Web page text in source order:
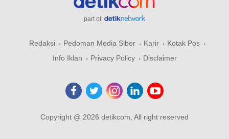
part of
Redaksi Pedoman Media Siber Karir
Kotak Pos
Info Iklan
Privacy Policy Disclaimer
Copyright @ 2026 detikcom, All right reserved